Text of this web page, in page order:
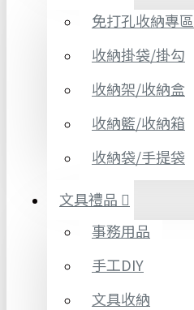
免打孔收納專區
收納掛袋/掛勾
收納架/收納盒
收納籃/收納箱
收納袋/手提袋
文具禮品
事務用品
手工DIY
文具收納